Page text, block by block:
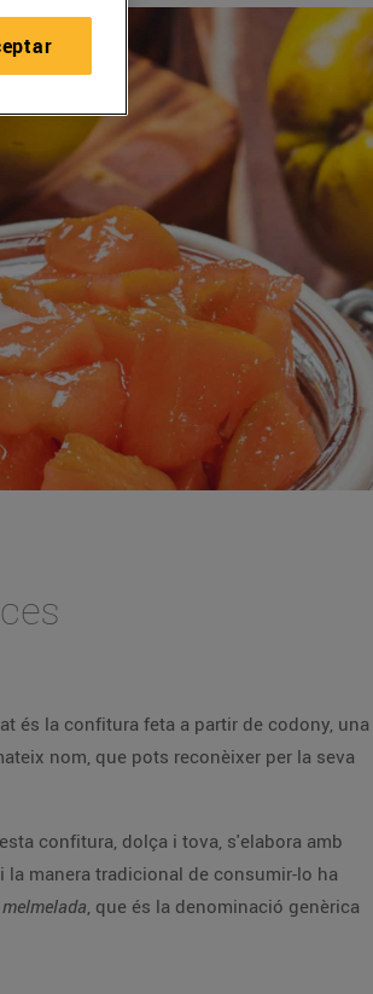
és la confitura feta a partir de codony, una
nom, que pots reconèixer per la seva
confitura, dolça i tova, s'elabora amb
manera tradicional de consumir-lo ha
melmelada, que és la denominació genèrica